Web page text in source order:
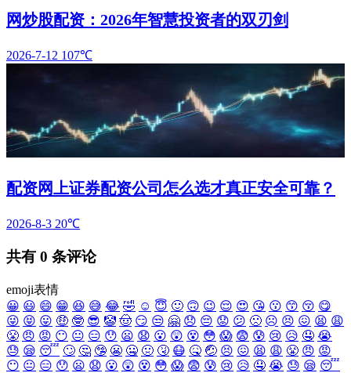
网炒股配资：2026年智慧投资者的双刃剑
2026-7-12 107℃
配资网上证券配资公司怎么选才真正安全可靠？
2026-8-3 20℃
共有 0 条评论
emoji表情
😀 😃 😄 😁 😆 😅 😂 🤣 ☺️ 😇 🙂 🙃 😉 😌 😍 😘 😗 😙 😚 😋
😜 😝 😛 🤑 🤓 😎 🤡 🤠 😏 😒 🤗 😞 😔 😟 😕 🙁 ☹️ 😣 😖 😫 😩
😤 😠 😡 😶 😐 😑 😯 😦 😧 😮 😲 😵 😳 😱 😨 😰 😢 😥 🤤 😭
😓 😪 😴 🙄 🤔 🤥 😬 🤐 🤢 🤧 😷 🤒 🤕 😣 😖 😫 😩 😤 😠 😡
😶 😐 😑 😯 😦 😧 😮 😲 😵 😳 😱 😨 😰 😢 😥 🤤 😭 😓 😪 😴